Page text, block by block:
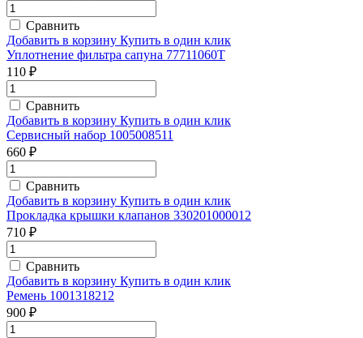
Сравнить
Добавить в корзину Купить в один клик
Уплотнение фильтра сапуна 77711060T
110 ₽
Сравнить
Добавить в корзину Купить в один клик
Сервисный набор 1005008511
660 ₽
Сравнить
Добавить в корзину Купить в один клик
Прокладка крышки клапанов 330201000012
710 ₽
Сравнить
Добавить в корзину Купить в один клик
Ремень 1001318212
900 ₽